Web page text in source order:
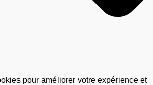
pour améliorer votre expérience et